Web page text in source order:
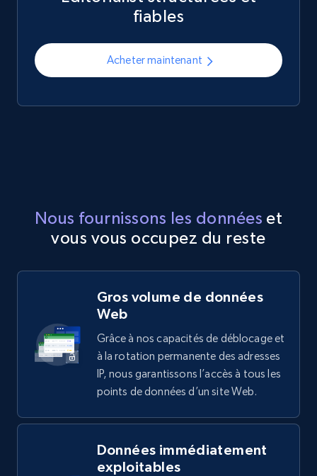
fiables
Acheter maintenant
Nous fournissons les données et
vous vous occupez du reste
Gros volume de données
Web
Grâce à nos capacités de déblocage et
à la rotation permanente des adresses
IP, nous garantissons l’accès à tous les
points de données d’un site Web.
Données immédiatement
exploitables